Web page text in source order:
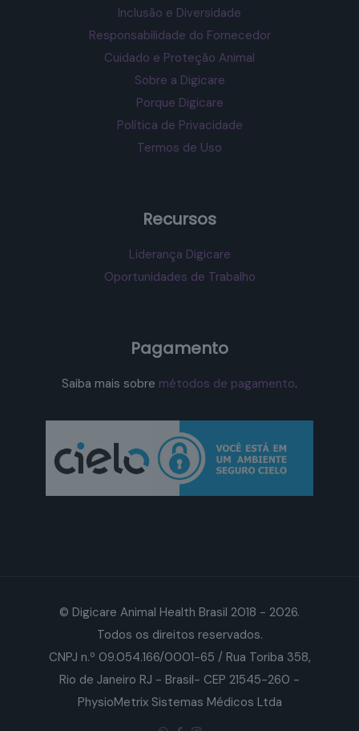
Inclusão e Diversidade
Responsabilidade do Fornecedor
Cuidado e Proteção Animal
Sobre a Digicare
Porque Digicare
Política de Privacidade
Termos de Uso
Recursos
Liderança Digicare
Oportunidades de Trabalho
Pagamento
Saiba mais sobre métodos de pagamento.
© Digicare Animal Health Brasil 2018 - 2026.
Todos os direitos reservados.
CNPJ n.º 09.054.166/0001-65 / Rua Toriba 358,
Rio de Janeiro RJ - Brasil- CEP 21545-260 -
PhysioMetrix Sistemas Médicos Ltda